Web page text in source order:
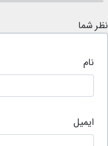
نظر شما
نام
ایمیل